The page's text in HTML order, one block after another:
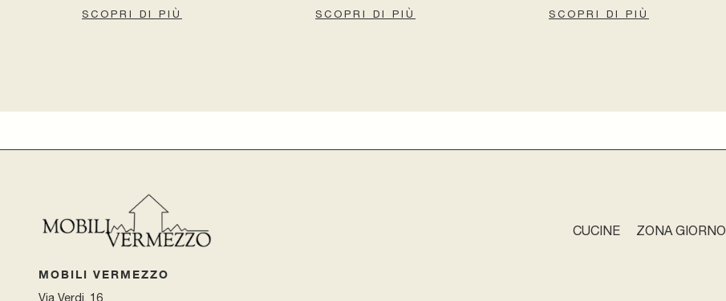
SCOPRI DI PIÙ SCOPRI DI PIÙ SCOPRI DI PIÙ
CUCINE ZONA GIORNO
MOBILI VERMEZZO
Via Verdi, 16